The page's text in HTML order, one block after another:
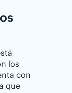
los
con
que